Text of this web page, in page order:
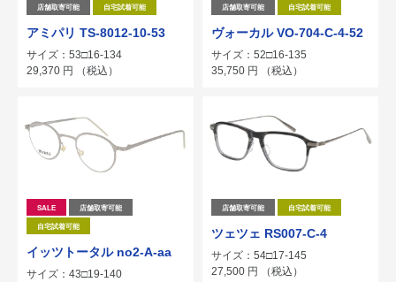
店舗取寄可能 自宅試着可能
アミパリ TS-8012-10-53
サイズ：53□16-134
29,370 円 （税込）
店舗取寄可能 自宅試着可能
ヴォーカル VO-704-C-4-52
サイズ：52□16-135
35,750 円 （税込）
SALE 店舗取寄可能
自宅試着可能
イッツトータル no2-A-aa
サイズ：43□19-140
店舗取寄可能 自宅試着可能
ツェツェ RS007-C-4
サイズ：54□17-145
27,500 円 （税込）